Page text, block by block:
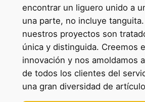
encontrar un liguero unido a
una parte, no incluye
nuestros proyectos son
única y distinguida. Creemos
innovación y nos amoldamos
de todos los clientes del
una gran diversidad de